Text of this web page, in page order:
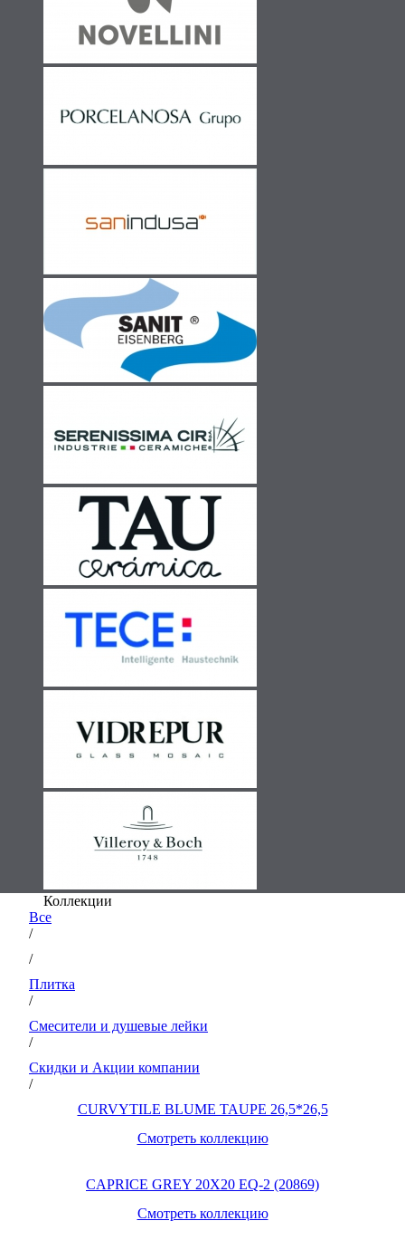
Коллекции
Все
/
/
Плитка
/
Смесители и душевые лейки
/
Скидки и Акции компании
/
CURVYTILE BLUME TAUPE 26,5*26,5
Смотреть коллекцию
CAPRICE GREY 20X20 EQ-2 (20869)
Смотреть коллекцию